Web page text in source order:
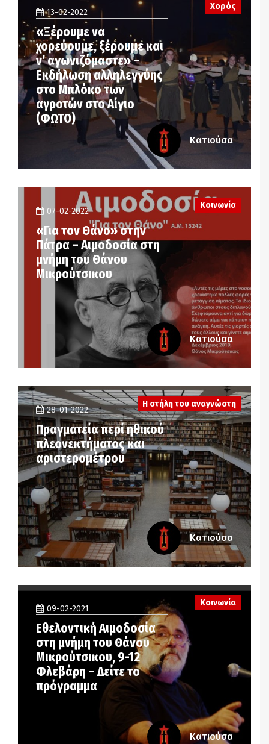
13-02-2022
«Ξέρουμε να
χορεύουμε, ξέρουμε και
ν’ αγωνιζόμαστε» –
Εκδήλωση αλληλεγγύης
στο Μπλόκο των
αγροτών στο Αίγιο
(ΦΩΤΟ)
Χορός
Κατιούσα
07-02-2022
«Για τον Θάνο» στην
Πάτρα – Αιμοδοσία στη
μνήμη του Θάνου
Μικρούτσικου
Κοινωνία
Κατιούσα
28-01-2022
Πραγματεία περί ηθικού
πλεονεκτήματος και
αριστερομέτρου
Η στήλη του αναγνώστη
Κατιούσα
09-02-2021
Εθελοντική Αιμοδοσία
στη μνήμη του Θάνου
Μικρούτσικου, 9-12
Φλεβάρη – Δείτε το
πρόγραμμα
Κοινωνία
Κατιούσα